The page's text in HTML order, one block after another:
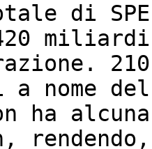
di
a nome
ha